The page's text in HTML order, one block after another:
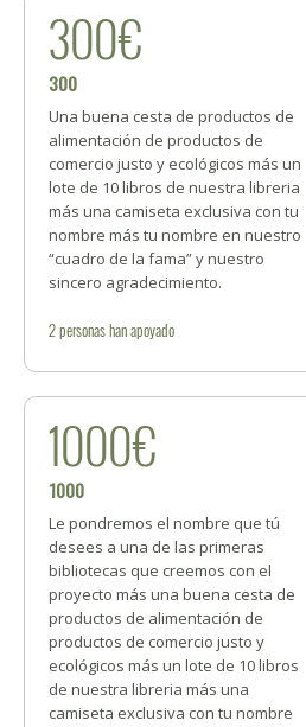
300€
300
Una buena cesta de productos de
alimentación de productos de
comercio justo y ecológicos más un
lote de 10 libros de nuestra libreria
más una camiseta exclusiva con tu
nombre más tu nombre en nuestro
“cuadro de la fama” y nuestro
sincero agradecimiento.
2personashan apoyado
1000€
1000
Le pondremos el nombre que tú
desees a una de las primeras
bibliotecas que creemos con el
proyecto más una buena cesta de
productos de alimentación de
productos de comercio justo y
ecológicos más un lote de 10 libros
de nuestra libreria más una
camiseta exclusiva con tu nombre